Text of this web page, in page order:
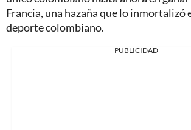
Francia, una hazaña que lo inmortalizó
deporte colombiano.
PUBLICIDAD